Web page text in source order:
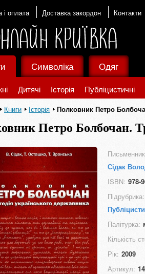
і оплата Доставка закордон Контакти
Дитячі Історія Публіцистичні
Символіка Одяг
Книги Історія Полковник Петро
Петро Болбочан.
Сідак
ISBN: 978-
Підрубрика:
Палітурка:
Кількість
Рік: 2009
Артикул: